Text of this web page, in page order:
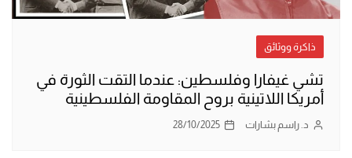
ذاكرة ووثائق
تشي غيفارا وفلسطين: عندما التقت الثورة في
أمريكا اللاتينية بروح المقاومة الفلسطينية
د. راسم بشارات 28/10/2025